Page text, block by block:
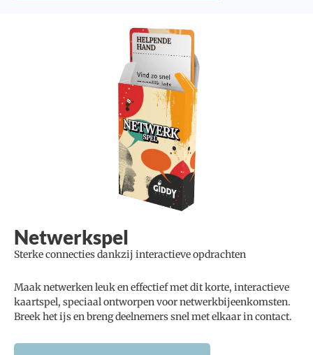
Netwerkspel
Sterke connecties dankzij interactieve opdrachten
Maak netwerken leuk en effectief met dit korte, interactieve
kaartspel, speciaal ontworpen voor netwerkbijeenkomsten.
Breek het ijs en breng deelnemers snel met elkaar in contact.